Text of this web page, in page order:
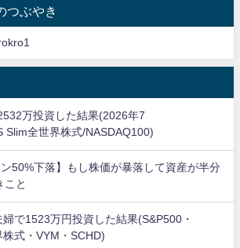
つぶやき
万投資した結果(2026年7
Slim全世界株式/NASDAQ100)
ン50%下落】もし株価が暴落して資産が半分
こと
婦で1523万円投資した結果(S&P500・
式・VYM・SCHD)